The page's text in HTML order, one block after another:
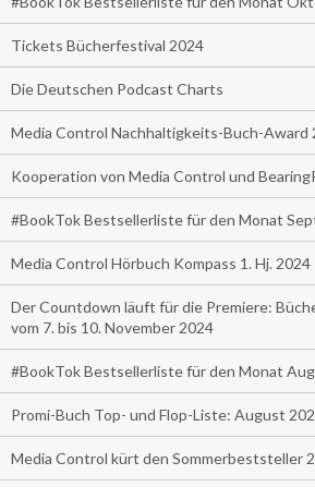
Tickets Bücherfestival 2024
Die Deutschen Podcast Charts
Media Control Nachhaltigkeits-Buch-Award
Kooperation von Media Control und
#BookTok Bestsellerliste für den Monat
Media Control Hörbuch Kompass 1. Hj. 2024
Der Countdown läuft für die Premiere:
vom 7. bis 10. November 2024
#BookTok Bestsellerliste für den Monat
Promi-Buch Top- und Flop-Liste: August
Media Control kürt den Sommerbeststeller